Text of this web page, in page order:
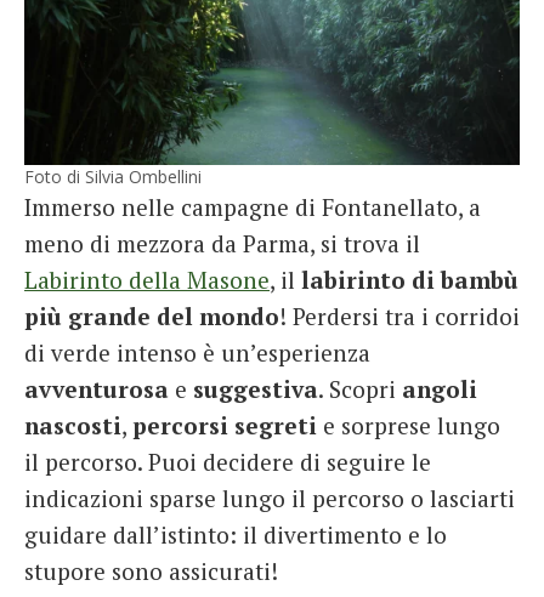
Foto di Silvia Ombellini
Immerso nelle campagne di Fontanellato, a
meno di mezzora da Parma, si trova il
Labirinto della Masone, il labirinto di bambù
più grande del mondo! Perdersi tra i corridoi
di verde intenso è un’esperienza
avventurosa e suggestiva. Scopri angoli
nascosti, percorsi segreti e sorprese lungo
il percorso. Puoi decidere di seguire le
indicazioni sparse lungo il percorso o lasciarti
guidare dall’istinto: il divertimento e lo
stupore sono assicurati!